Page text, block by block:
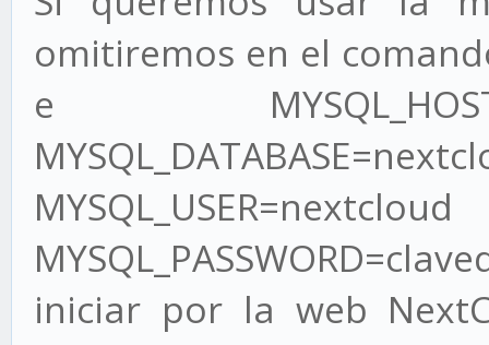
omitiremos en el
e
iniciar por la web